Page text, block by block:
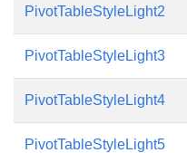
PivotTableStyleLight2
PivotTableStyleLight3
PivotTableStyleLight4
PivotTableStyleLight5